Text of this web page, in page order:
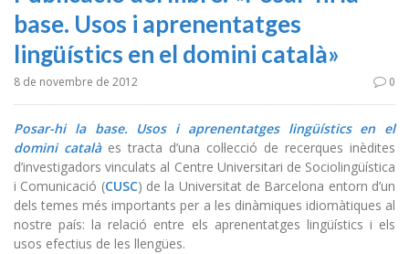
base. Usos i aprenentatges
lingüístics en el domini català»
8 de novembre de 2012 0
Posar-hi la base. Usos i aprenentatges lingüístics en el
domini catalàes tracta d’una col·lecció de recerques inèdites
d’investigadors vinculats al Centre Universitari de Sociolingüística
i Comunicació (CUSC) de la Universitat de Barcelona entorn d’un
dels temes més importants per a les dinàmiques idiomàtiques al
nostre país: la relació entre els aprenentatges lingüístics i els
usos efectius de les llengües.